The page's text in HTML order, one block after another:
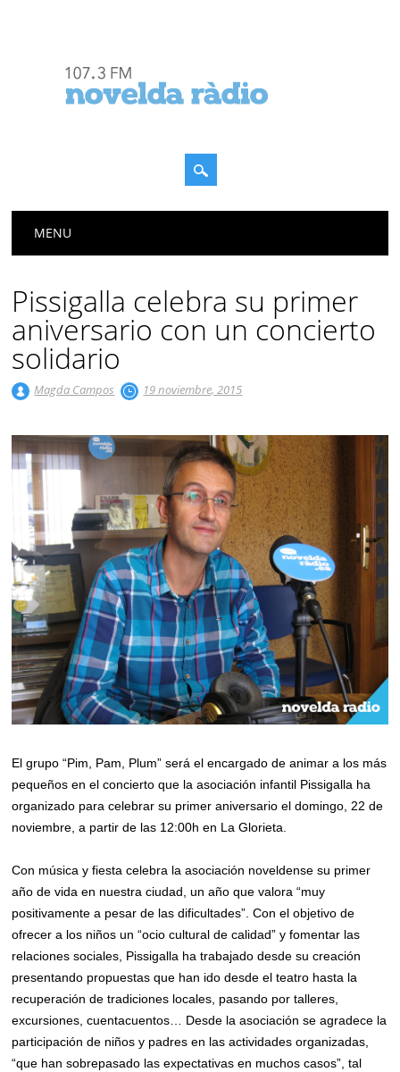
Menú principal
MENU
Pissigalla celebra su primer
aniversario con un concierto
solidario
Magda Campos 19 noviembre, 2015
El grupo “Pim, Pam, Plum” será el encargado de animar a los más
pequeños en el concierto que la asociación infantil Pissigalla ha
organizado para celebrar su primer aniversario el domingo, 22 de
noviembre, a partir de las 12:00h en La Glorieta.
Con música y fiesta celebra la asociación noveldense su primer
año de vida en nuestra ciudad, un año que valora “muy
positivamente a pesar de las dificultades”. Con el objetivo de
ofrecer a los niños un “ocio cultural de calidad” y fomentar las
relaciones sociales, Pissigalla ha trabajado desde su creación
presentando propuestas que han ido desde el teatro hasta la
recuperación de tradiciones locales, pasando por talleres,
excursiones, cuentacuentos… Desde la asociación se agradece la
participación de niños y padres en las actividades organizadas,
“que han sobrepasado las expectativas en muchos casos”, tal